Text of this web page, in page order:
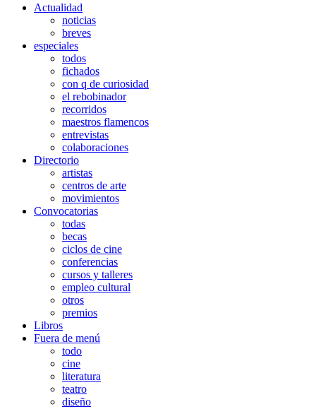
Actualidad
noticias
breves
especiales
todos
fichados
con q de curiosidad
el rebobinador
recorridos
maestros flamencos
entrevistas
colaboraciones
Directorio
artistas
centros de arte
movimientos
Convocatorias
todas
becas
ciclos de cine
conferencias
cursos y talleres
empleo cultural
otros
premios
Libros
Fuera de menú
todo
cine
literatura
teatro
diseño